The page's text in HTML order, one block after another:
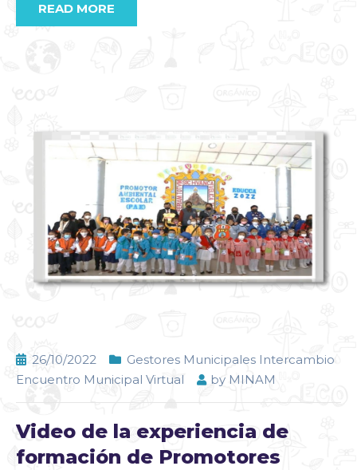
READ MORE
26/10/2022
Gestores Municipales Intercambio
Encuentro Municipal Virtual
by MINAM
Video de la experiencia de
formación de Promotores